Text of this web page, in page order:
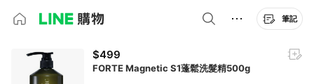
筆記
$499
FORTE Magnetic S1蓬鬆洗髮精500g